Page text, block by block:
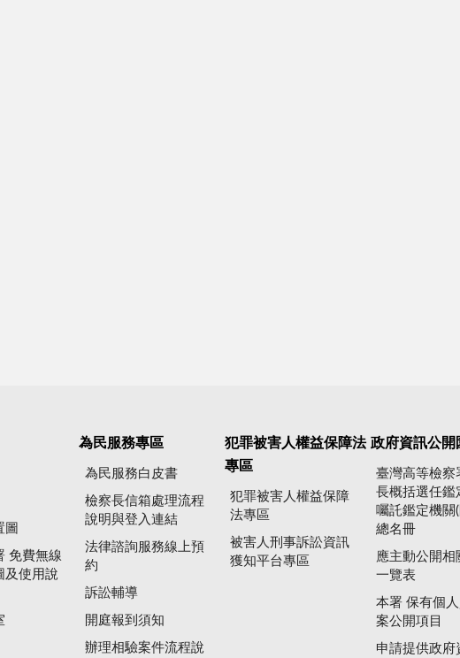
圖
免費無線
及使用說
為民服務專區
為民服務白皮書
檢察長信箱處理流程
說明與登入連結
法律諮詢服務線上預
約
訴訟輔導
開庭報到須知
辦理相驗案件流程說
犯罪被害人權益保障法
專區
犯罪被害人權益保障
法專區
被害人刑事訴訟資訊
獲知平台專區
政府資訊公開
臺灣高等檢察
長概括選任鑑
囑託鑑定機關
總名冊
應主動公開相
一覽表
本署 保有個
案公開項目
申請提供政府